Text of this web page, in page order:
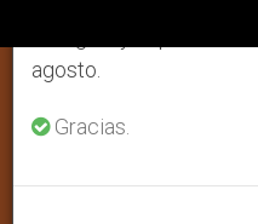
Caritas
MARZO 07, 2012 00:00
a s c i a
agosto.
Gracias.